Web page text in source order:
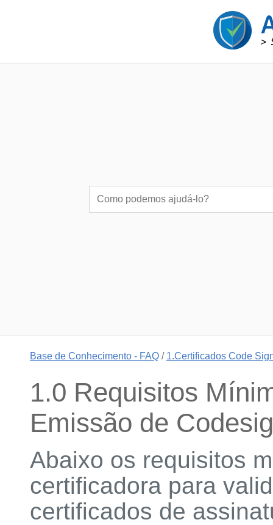
Base de Conhecimento - FAQ / 1.Certificados Code
1.0 Requisitos
Emissão de
Abaixo os requisitos
certificadora para
certificados de